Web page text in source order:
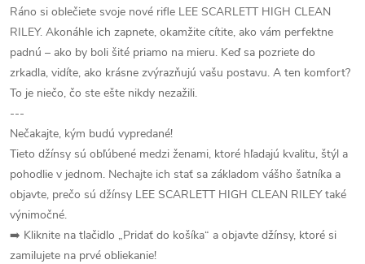
Ráno si oblečiete svoje nové rifle LEE SCARLETT HIGH CLEAN
RILEY. Akonáhle ich zapnete, okamžite cítite, ako vám perfektne
padnú – ako by boli šité priamo na mieru. Keď sa pozriete do
zrkadla, vidíte, ako krásne zvýrazňujú vašu postavu. A ten komfort?
To je niečo, čo ste ešte nikdy nezažili.
---
Nečakajte, kým budú vypredané!
Tieto džínsy sú obľúbené medzi ženami, ktoré hľadajú kvalitu, štýl a
pohodlie v jednom. Nechajte ich stať sa základom vášho šatníka a
objavte, prečo sú džínsy LEE SCARLETT HIGH CLEAN RILEY také
výnimočné.
➡️ Kliknite na tlačidlo „Pridať do košíka“ a objavte džínsy, ktoré si
zamilujete na prvé obliekanie!